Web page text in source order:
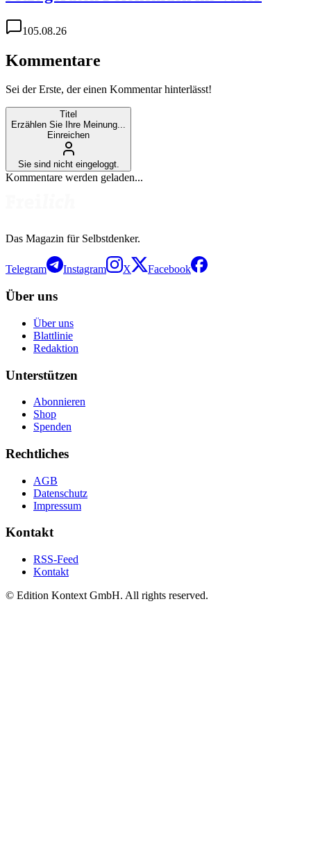
105.08.26
Kommentare
Sei der Erste, der einen Kommentar hinterlässt!
Titel
Erzählen Sie Ihre Meinung...
Einreichen
Sie sind nicht eingeloggt.
Kommentare werden geladen...
Das Magazin für Selbstdenker.
Telegram Instagram X Facebook
Über uns
Über uns
Blattlinie
Redaktion
Unterstützen
Abonnieren
Shop
Spenden
Rechtliches
AGB
Datenschutz
Impressum
Kontakt
RSS-Feed
Kontakt
© Edition Kontext GmbH. All rights reserved.